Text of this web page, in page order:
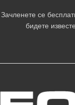
Зачленете се
бидете